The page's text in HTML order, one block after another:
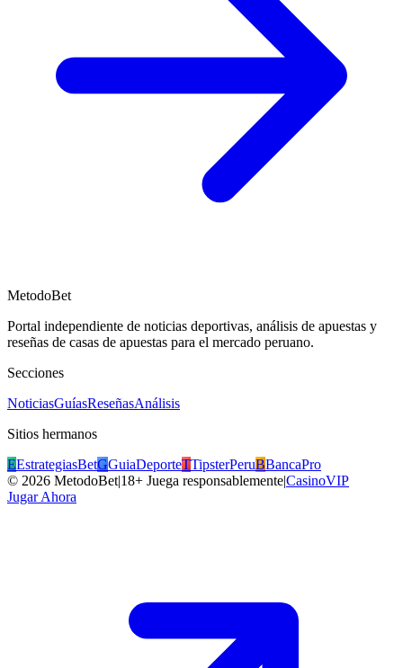
MetodoBet
Portal independiente de noticias deportivas, análisis de apuestas y
reseñas de casas de apuestas para el mercado peruano.
Secciones
NoticiasGuíasReseñasAnálisis
Sitios hermanos
EEstrategiasBetGGuiaDeporteTTipsterPeruBBancaPro
© 2026 MetodoBet|18+ Juega responsablemente|CasinoVIP
Jugar Ahora